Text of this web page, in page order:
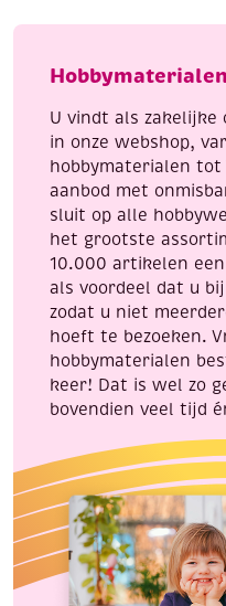
ml,
aantal
U vindt als
in onze webshop,
hobbymaterialen tot
aanbod met
sluit op alle
het grootste
10.000 artikelen
als voordeel dat u
zodat u niet
hoeft te bezoeken.
hobbymaterialen
keer! Dat is wel zo
bovendien veel tijd